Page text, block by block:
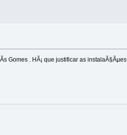
Gomes . HÃ¡ que justificar as instalaÃ§Ãµes.